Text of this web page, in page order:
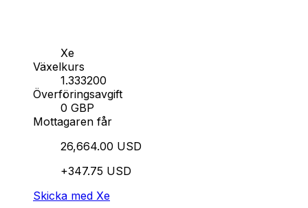
Xe
Växelkurs
1.333200
Överföringsavgift
0 GBP
Mottagaren får
26,664.00 USD
+347.75 USD
Skicka med Xe